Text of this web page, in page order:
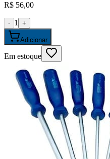
R$ 56,00
- 1 +
Adicionar
Em estoque